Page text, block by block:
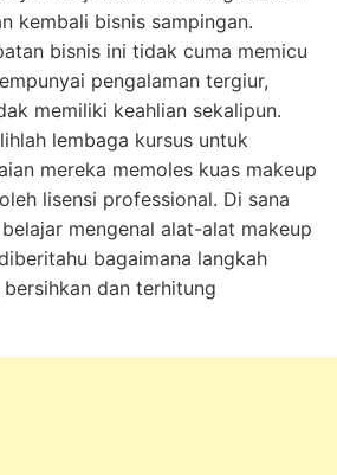
kembali bisnis sampingan.
bisnis ini tidak cuma memicu
pengalaman tergiur,
memiliki keahlian sekalipun.
lembaga kursus untuk
mereka memoles kuas makeup
lisensi professional. Di sana
mengenal alat-alat makeup
bagaimana langkah
dan terhitung